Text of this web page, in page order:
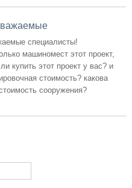
специалисты!
машиномест этот проект,
купить этот проект у вас? и
стоимость? какова
сооружения?